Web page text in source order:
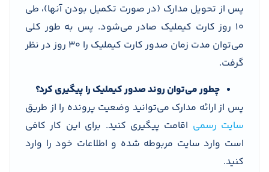
پس از تحویل مدارک (در صورت تکمیل بودن آنها)، طی
10 روز کارت کیملیک صادر می‌شود. پس به طور کلی
می‌توان مدت زمان صدور کارت کیملیک را 30 روز در نظر
گرفت.
چطور می‌توان روند صدور کیملیک را پیگیری کرد؟
پس از ارائه مدارک می‌توانید وضعیت پرونده را از طریق
سایت رسمی اقامت پیگیری کنید. برای این کار کافی
است وارد سایت مربوطه شده و اطلاعات خود را وارد
کنید.